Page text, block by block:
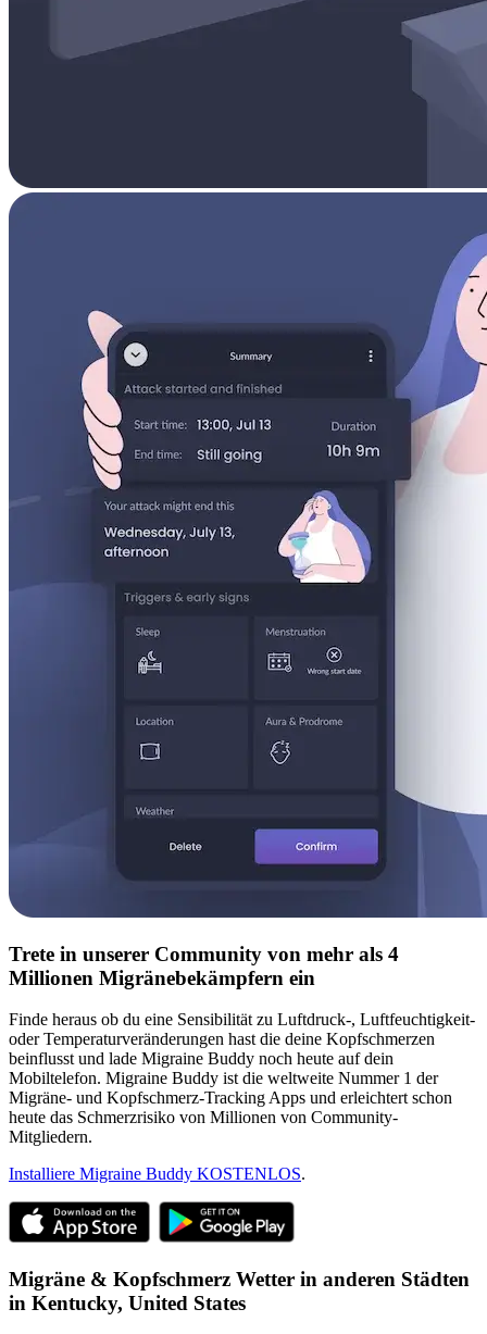
Trete in unserer Community von mehr als 4
Millionen Migränebekämpfern ein
Finde heraus ob du eine Sensibilität zu Luftdruck-, Luftfeuchtigkeit-
oder Temperaturveränderungen hast die deine Kopfschmerzen
beinflusst und lade Migraine Buddy noch heute auf dein
Mobiltelefon. Migraine Buddy ist die weltweite Nummer 1 der
Migräne- und Kopfschmerz-Tracking Apps und erleichtert schon
heute das Schmerzrisiko von Millionen von Community-
Mitgliedern.
Installiere Migraine Buddy KOSTENLOS.
Migräne & Kopfschmerz Wetter in anderen Städten
in Kentucky, United States